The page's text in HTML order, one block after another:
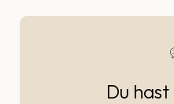
Du hast